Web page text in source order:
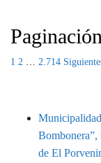
1 2 2.714
Bombonera”,
de El Porvenir